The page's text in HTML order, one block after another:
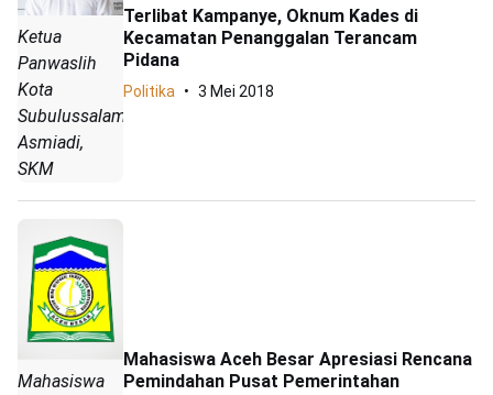
Ketua
Panwaslih
Kota
Subulussalam,
Asmiadi,
SKM
Terlibat Kampanye, Oknum Kades di
Kecamatan Penanggalan Terancam
Pidana
Politika 3 Mei 2018
Mahasiswa
Mahasiswa Aceh Besar Apresiasi Rencana
Pemindahan Pusat Pemerintahan